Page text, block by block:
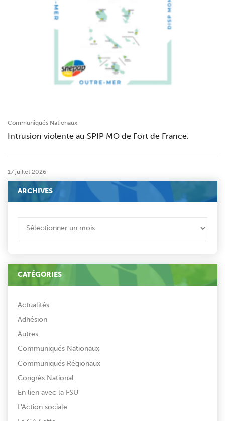
Communiqués Nationaux
Intrusion violente au SPIP MO de Fort de France.
17 juillet 2026
ARCHIVES
CATÉGORIES
Actualités
Adhésion
Autres
Communiqués Nationaux
Communiqués Régionaux
Congrès National
En lien avec la FSU
L'Action sociale